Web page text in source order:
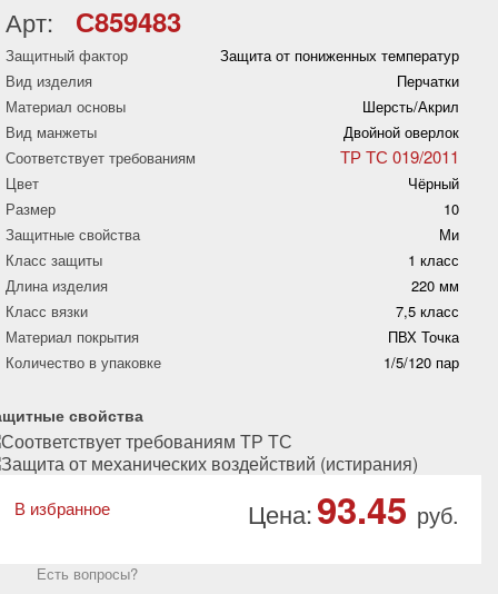
Арт: С859483
Защитный фактор
Защита от пониженных температур
Вид изделия
Перчатки
Материал основы
Шерсть/Акрил
Вид манжеты
Двойной оверлок
Соответствует требованиям
ТР ТС 019/2011
Цвет
Чёрный
Размер
10
Защитные свойства
Ми
Класс защиты
1 класс
Длина изделия
220 мм
Класс вязки
7,5 класс
Материал покрытия
ПВХ Точка
Количество в упаковке
1/5/120 пар
свойства
Цена:93.45 руб.
В избранное
Есть вопросы?